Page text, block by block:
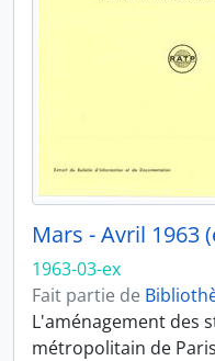
Mars - Avril 1963
1963-03-ex
Fait partie de
L'aménagement des
métropolitain de